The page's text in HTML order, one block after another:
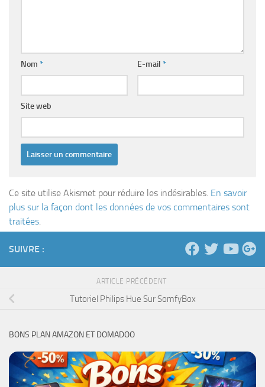
Nom * E-mail *
Site web
Ce site utilise Akismet pour réduire les indésirables. En savoir
plus sur la façon dont les données de vos commentaires sont
traitées.
SUIVRE :
ARTICLE PRÉCÉDENT
Tutoriel Philips Hue Sur SomfyBox
BONS PLAN AMAZON ET DOMADOO